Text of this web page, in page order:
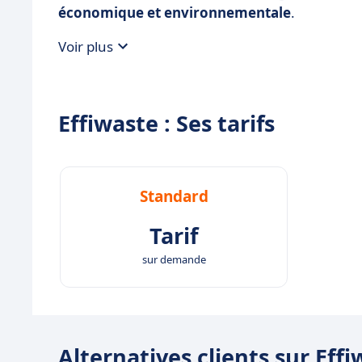
économique et environnementale.
Voir plus
Effiwaste : Ses tarifs
Standard
Tarif
sur demande